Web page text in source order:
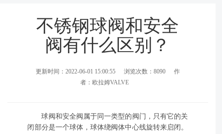
不锈钢球阀和安全
阀有什么区别？
更新时间：2022-06-01 15:00:55 浏览次数：8090
作
者：欧拉姆VALVE
球阀和安全阀属于同一类型的阀门，只有它的关
闭部分是一个球体，球体绕阀体中心线旋转来启闭。